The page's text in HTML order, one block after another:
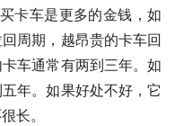
卡车是更多的金钱，如
周期，越昂贵的卡车回
车通常有两到三年。如
年。如果好处不好，它
长。